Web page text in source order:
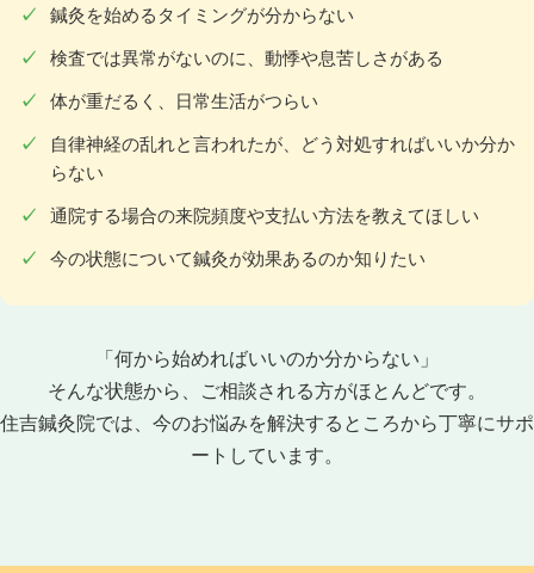
鍼灸を始めるタイミングが分からない
検査では異常がないのに、動悸や息苦しさがある
体が重だるく、日常生活がつらい
自律神経の乱れと言われたが、どう対処すればいいか分か
らない
通院する場合の来院頻度や支払い方法を教えてほしい
今の状態について鍼灸が効果あるのか知りたい
「何から始めればいいのか分からない」
そんな状態から、ご相談される方がほとんどです。
住吉鍼灸院では、今のお悩みを解決するところから丁寧にサポ
ートしています。